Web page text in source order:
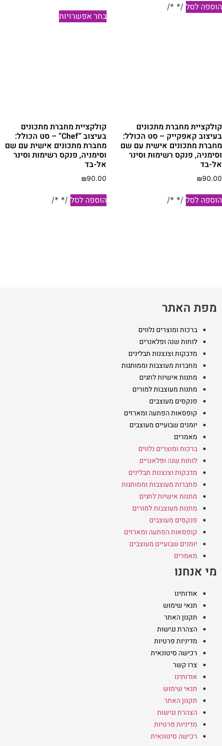
לסל /* */
בחר אפשרויותזה
המוצר
מחברת מתכונים
קאפקייק – סט הכולל:
מתכונים אישית עם שם
פנקס רשימות וסינר
בד
₪
לסל /* */
קולקציית מחברת מתכונים
בעיצוב “Chef” – סט הכולל:
מחברת מתכונים אישית עם שם
וסימניה, פנקס רשימות וסינר
אל-בד
₪90.00
הוספה לסל /* */
מפת האתר
ברכות ומוצרים נלווים
לוחות שנה ופלאנרים
מדבקות וצנצנות תבלינים
מחברות מעוצבות וממותגות
מתנות אישיות לחגים
מתנות מעוצבות למורים
פנקסים מעוצבים
קופסאות הפתעה ומארזים
יומנים שבועיים מעוצבים
מאמרים
ברכות ומוצרים נלווים
לוחות שנה ופלאנרים
מדבקות וצנצנות תבלינים
מחברות מעוצבות וממותגות
מתנות אישיות לחגים
מתנות מעוצבות למורים
פנקסים מעוצבים
קופסאות הפתעה ומארזים
יומנים שבועיים מעוצבים
מאמרים
מי אנחנו
אודותינו
תנאי שימוש
תקנון האתר
הצהרת נגישות
מדיניות פרטיות
רכישה סיטונאית
צרו קשר
אודותינו
תנאי שימוש
תקנון האתר
הצהרת נגישות
מדיניות פרטיות
רכישה סיטונאית